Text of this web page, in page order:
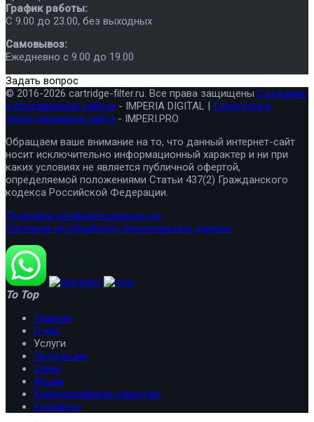
График работы:
C 9.00 до 23.00, без выходных
Самовывоз:
Ежедневно с 9.00 до 19.00
Задать вопрос
© 2016-2026 cartridge-filter.ru. Все права защищены Создание
и продвижение сайтов - IMPERIA DIGITAL | Структура и
проектирование сайта - IMPERI.PRO
Обращаем ваше внимание на то, что данный интернет-сайт
носит исключительно информационный характер и ни при
каких условиях не является публичной офертой,
определяемой положениями Статьи 437(2) Гражданского
кодекса Российской Федерации.
Политика конфиденциальности
Согласие на обработку персональных данных
To Top
Главная
О нас
Услуги
Продукция
Цены
Акции
Корпоративным клиентам
Контакты